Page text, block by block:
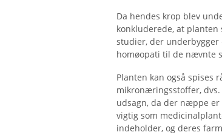
Da hendes krop blev
konkluderede, at
studier, der
homøopati til de nævnte
Planten kan også spises
mikronæringsstoffer,
udsagn, da der næppe
vigtig som
indeholder, og deres